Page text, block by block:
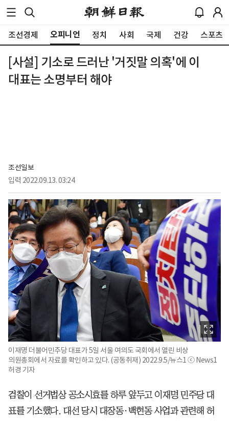
조선경제 오피니언 정치 사회 국제 건강 스포츠
[사설] 기소로 드러난 '거짓말 의혹'에 이
대표는 소명부터 해야
조선일보
입력 2022.09.13. 03:24
이재명 더불어민주당 대표가 5일 서울 여의도 국회에서 열린 비상
의원총회에서 자료를 확인하고 있다. (공동취재) 2022.9.5/뉴스1 ⓒ News1
허경 기자
검찰이 선거법상 공소시효를 하루 앞두고 이재명 민주당 대
표를 기소했다. 대선 당시 대장동·백현동 사업과 관련해 허